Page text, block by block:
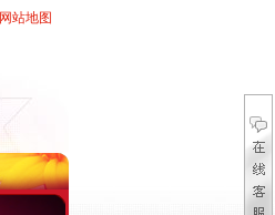
网站地图